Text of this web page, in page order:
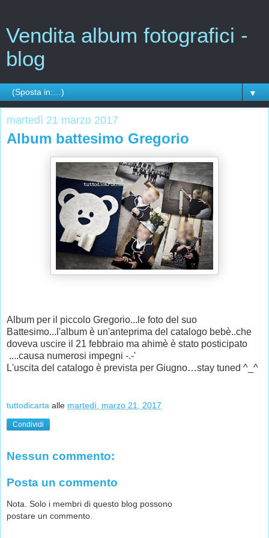
Vendita album fotografici -
blog
▼
martedì 21 marzo 2017
Album battesimo Gregorio
Album per il piccolo Gregorio...le foto del suo
Battesimo...l'album è un'anteprima del catalogo bebè..che
doveva uscire il 21 febbraio ma ahimè è stato posticipato
....causa numerosi impegni -.-'
L'uscita del catalogo è prevista per Giugno…stay tuned ^_^
tuttodicarta alle martedì, marzo 21, 2017
Condividi
Nessun commento:
Posta un commento
Nota. Solo i membri di questo blog possono
postare un commento.